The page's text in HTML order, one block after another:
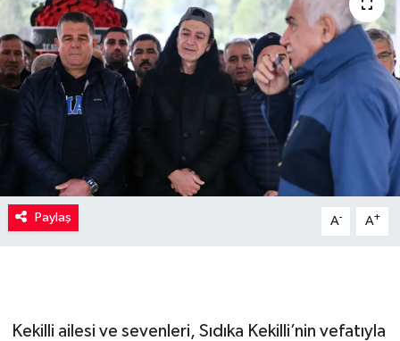
Paylaş A- A+
Kekilli ailesi ve sevenleri, Sıdıka Kekilli’nin vefatıyla